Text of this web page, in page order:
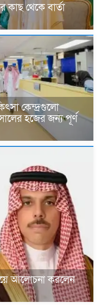
কাছ থেকে বার্তা
কেন্দ্রগুলো
হজের জন্য পূর্ণ
আলোচনা করলেন